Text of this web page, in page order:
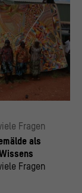
Martumili Artists
Fragen
als
Fragen